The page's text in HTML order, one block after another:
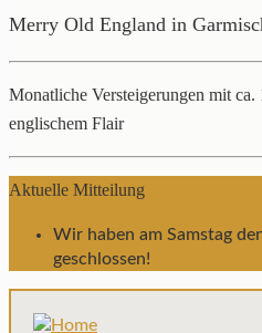
Merry Old England in
Monatliche Versteigerungen mit ca.
englischem Flair
Aktuelle Mitteilung
Wir haben am Samstag
geschlossen!